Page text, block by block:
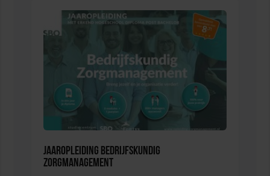
Jaaropleiding Bedrijfskundig
Zorgmanagement